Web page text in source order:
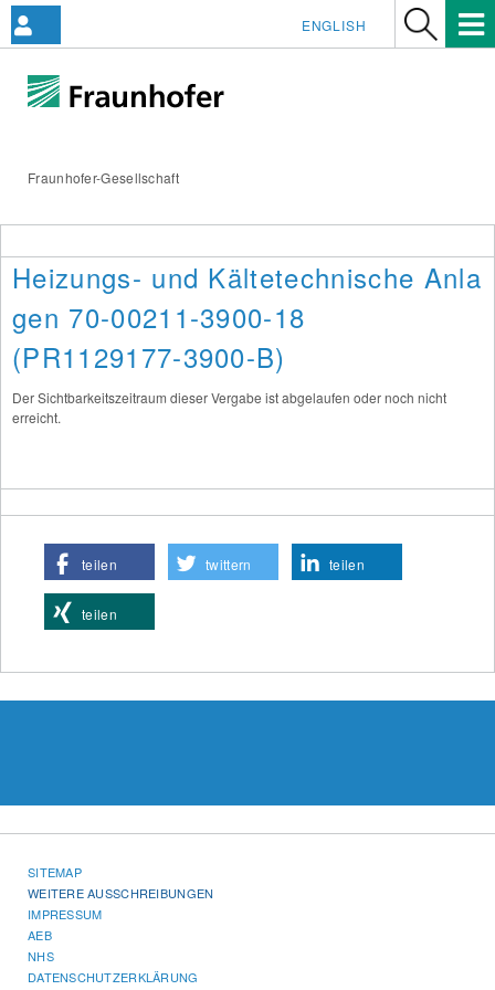
Fraunhofer-Gesellschaft
ENGLISH
Heizungs- und Kältetechnische Anla
gen 70-00211-3900-18
(PR1129177-3900-B)
Der Sichtbarkeitszeitraum dieser Vergabe ist abgelaufen oder noch nicht
erreicht.
teilen twittern teilen
teilen
SITEMAP
WEITERE AUSSCHREIBUNGEN
IMPRESSUM
AEB
NHS
DATENSCHUTZERKLÄRUNG